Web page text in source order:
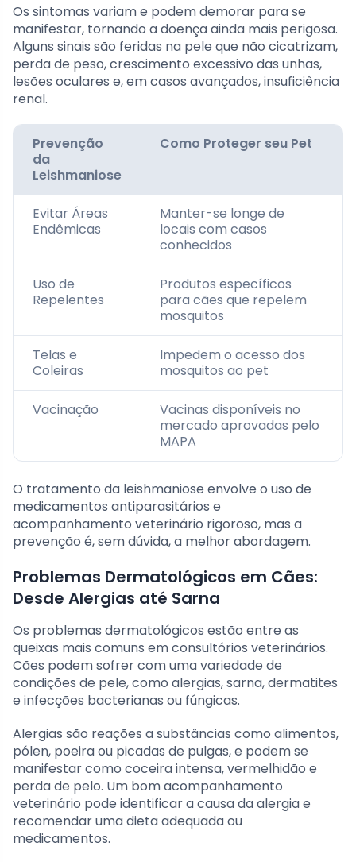
Os sintomas variam e podem demorar para se
manifestar, tornando a doença ainda mais perigosa.
Alguns sinais são feridas na pele que não cicatrizam,
perda de peso, crescimento excessivo das unhas,
lesões oculares e, em casos avançados, insuficiência
renal.
Prevenção
da
Leishmaniose
Como Proteger seu Pet
Evitar Áreas
Endêmicas
Manter-se longe de
locais com casos
conhecidos
Uso de
Repelentes
Produtos específicos
para cães que repelem
mosquitos
Telas e
Coleiras
Impedem o acesso dos
mosquitos ao pet
Vacinação
Vacinas disponíveis no
mercado aprovadas pelo
MAPA
O tratamento da leishmaniose envolve o uso de
medicamentos antiparasitários e
acompanhamento veterinário rigoroso, mas a
prevenção é, sem dúvida, a melhor abordagem.
Problemas Dermatológicos em Cães:
Desde Alergias até Sarna
Os problemas dermatológicos estão entre as
queixas mais comuns em consultórios veterinários.
Cães podem sofrer com uma variedade de
condições de pele, como alergias, sarna, dermatites
e infecções bacterianas ou fúngicas.
Alergias são reações a substâncias como alimentos,
pólen, poeira ou picadas de pulgas, e podem se
manifestar como coceira intensa, vermelhidão e
perda de pelo. Um bom acompanhamento
veterinário pode identificar a causa da alergia e
recomendar uma dieta adequada ou
medicamentos.